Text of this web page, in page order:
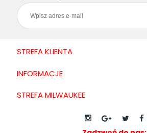
STREFA KLIENTA
INFORMACJE
STREFA MILWAUKEE